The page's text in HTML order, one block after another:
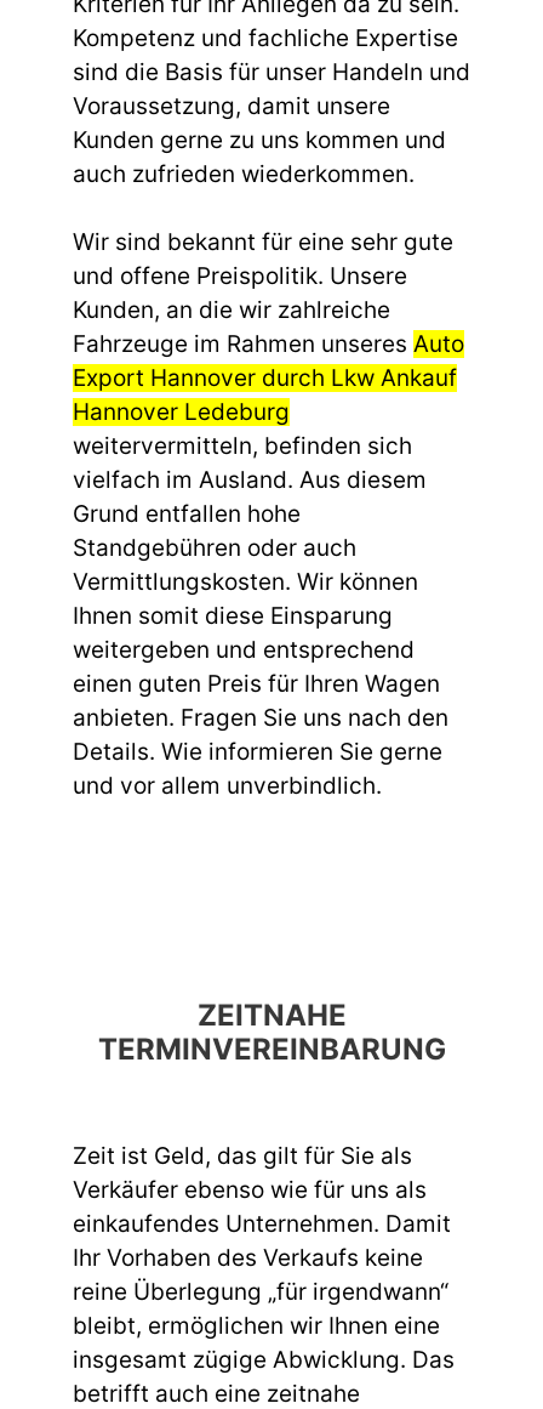
Kompetenz und fachliche Expertise
sind die Basis für unser Handeln und
Voraussetzung, damit unsere
Kunden gerne zu uns kommen und
auch zufrieden wiederkommen.
Wir sind bekannt für eine sehr gute
und offene Preispolitik. Unsere
Kunden, an die wir zahlreiche
Fahrzeuge im Rahmen unseres Auto
Export Hannover durch Lkw Ankauf
Hannover Ledeburg
weitervermitteln, befinden sich
vielfach im Ausland. Aus diesem
Grund entfallen hohe
Standgebühren oder auch
Vermittlungskosten. Wir können
Ihnen somit diese Einsparung
weitergeben und entsprechend
einen guten Preis für Ihren Wagen
anbieten. Fragen Sie uns nach den
Details. Wie informieren Sie gerne
und vor allem unverbindlich.
ZEITNAHE
TERMINVEREINBARUNG
Zeit ist Geld, das gilt für Sie als
Verkäufer ebenso wie für uns als
einkaufendes Unternehmen. Damit
Ihr Vorhaben des Verkaufs keine
reine Überlegung „für irgendwann“
bleibt, ermöglichen wir Ihnen eine
insgesamt zügige Abwicklung. Das
betrifft auch eine zeitnahe